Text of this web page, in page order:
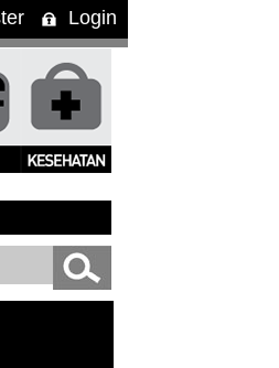
Login
WTF 2015